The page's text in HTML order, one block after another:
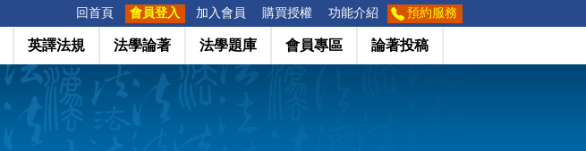
回首頁 會員登入 加入會員 購買授權 功能介紹 預約服務
英譯法規 法學論著 法學題庫 會員專區 論著投稿